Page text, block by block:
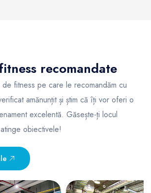
recomandate
fitness pe care le recomandăm cu
amănunțit și știm că îți vor oferi o
excelentă. Găsește-ți locul
obiectivele!